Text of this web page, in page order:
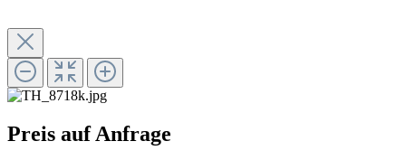
Preis auf Anfrage